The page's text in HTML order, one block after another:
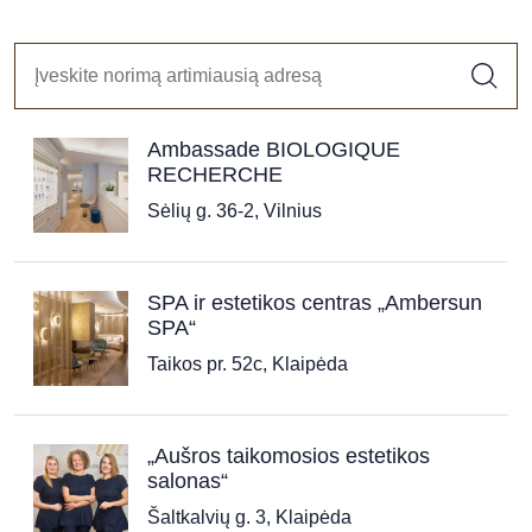
Ambassade BIOLOGIQUE
RECHERCHE
Sėlių g. 36-2, Vilnius
SPA ir estetikos centras „Ambersun
SPA“
Taikos pr. 52c, Klaipėda
„Aušros taikomosios estetikos
salonas“
Šaltkalvių g. 3, Klaipėda